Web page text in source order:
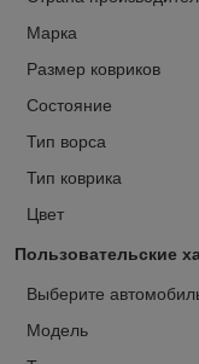
Марка
Размер ковриков
Состояние
Тип ворса
Тип коврика
Цвет
Пользовательские
Выберите
Модель